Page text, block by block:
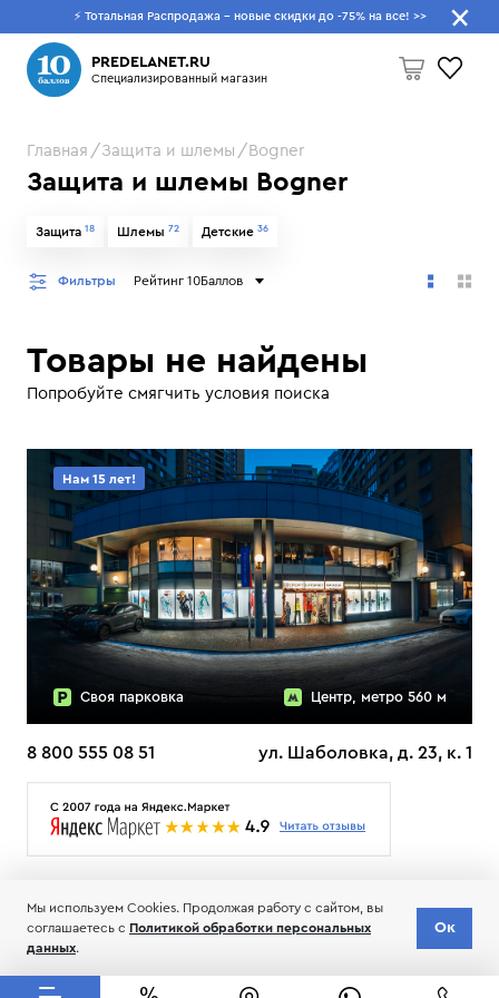
⚡ Тотальная Распродажа - новые скидки до -75% на все! >>
PREDELANET.RU
Специализированный магазин
Пусто
Что будем искать?
Главная Защита и шлемы Bogner
Защита и шлемы Bogner
Защита 18 Шлемы 72 Детские 36
Фильтры Рейтинг 10Баллов
Товары не найдены
Попробуйте смягчить условия поиска
Нам 15 лет!
Своя парковка Центр, метро 560 м
8 800 555 08 51 ул. Шаболовка, д. 23, к. 1
Мы используем Cookies. Продолжая работу с сайтом, вы
соглашаетесь с Политикой обработки персональных
данных.
Ок